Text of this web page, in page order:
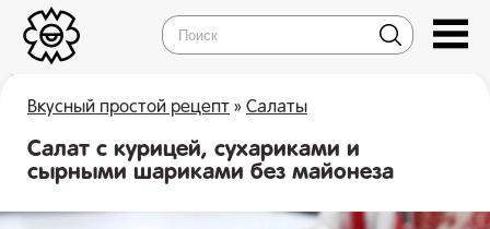
Вкусный простой рецепт » Салаты
Салат с курицей, сухариками и
сырными шариками без майонеза